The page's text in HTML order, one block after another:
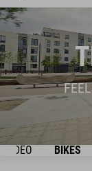
VIDEO BIKES